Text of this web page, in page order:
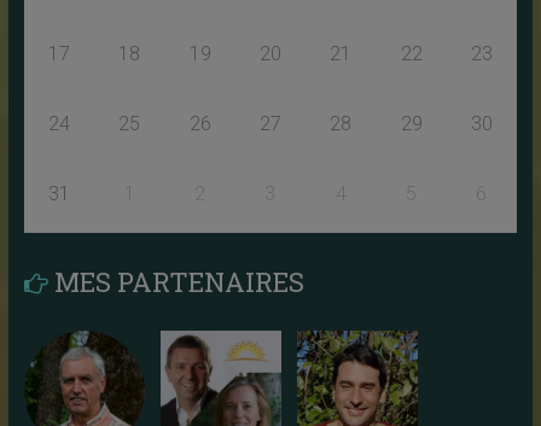
17 18 19 20 21 22 23
24 25 26 27 28 29 30
31 2 3 5 6
MES PARTENAIRES